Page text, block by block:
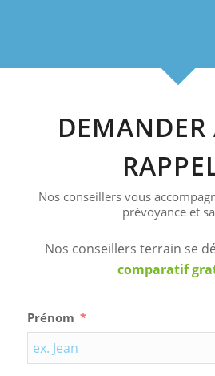
DEMANDER
Nos conseillers vous
prévoyance et
Nos conseillers terrain se
comparatif
Prénom